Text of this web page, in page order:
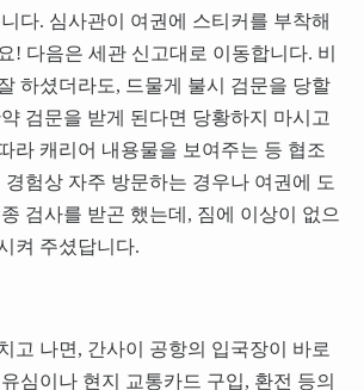
다. 심사관이 여권에 스티커를 부착해
! 다음은 세관 신고대로 이동합니다. 비
하셨더라도, 드물게 불시 검문을 당할
검문을 받게 된다면 당황하지 마시고
라 캐리어 내용물을 보여주는 등 협조
험상 자주 방문하는 경우나 여권에 도
검사를 받곤 했는데, 짐에 이상이 없으
켜 주셨답니다.
고 나면, 간사이 공항의 입국장이 바로
심이나 현지 교통카드 구입, 환전 등의